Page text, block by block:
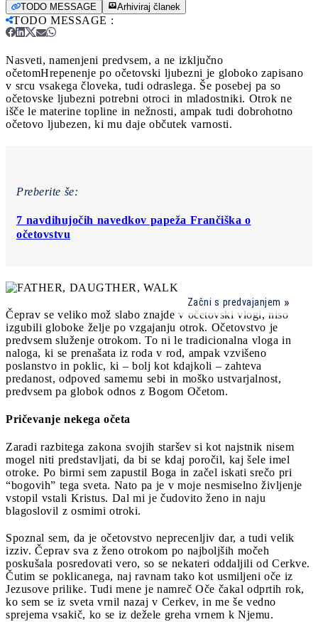
TODO MESSAGE Arhiviraj članek
TODO MESSAGE :
Nasveti, namenjeni predvsem, a ne izključno
očetomHrepenenje po očetovski ljubezni je globoko zapisano
v srcu vsakega človeka, tudi odraslega. Še posebej pa so
očetovske ljubezni potrebni otroci in mladostniki. Otrok ne
išče le materine topline in nežnosti, ampak tudi dobrohotno
očetovo ljubezen, ki mu daje občutek varnosti.
Preberite še:
7 navdihujočih navedkov papeža Frančiška o
očetovstvu
Začni s predvajanjem
Čeprav se veliko mož slabo znajde v očetovski vlogi, niso
izgubili globoke želje po vzgajanju otrok. Očetovstvo je
predvsem služenje otrokom. To ni le tradicionalna vloga in
naloga, ki se prenašata iz roda v rod, ampak vzvišeno
poslanstvo in poklic, ki – bolj kot kdajkoli – zahteva
predanost, odpoved samemu sebi in moško ustvarjalnost,
predvsem pa globok odnos z Bogom Očetom.
Pričevanje nekega očeta
Zaradi razbitega zakona svojih staršev si kot najstnik nisem
mogel niti predstavljati, da bi se kdaj poročil, kaj šele imel
otroke. Po birmi sem zapustil Boga in začel iskati srečo pri
“bogovih” tega sveta. Nato pa je v moje nesmiselno življenje
vstopil vstali Kristus. Dal mi je čudovito ženo in naju
blagoslovil z osmimi otroki.
Spoznal sem, da je očetovstvo neprecenljiv dar, a tudi velik
izziv. Čeprav sva z ženo otrokom po najboljših močeh
poskušala posredovati vero, so se nekateri oddaljili od Cerkve.
Čutim se poklicanega, naj ravnam tako kot usmiljeni oče iz
Jezusove prilike. Tudi mene je namreč Oče čakal odprtih rok,
ko sem se iz sveta vrnil nazaj v Cerkev, in me še vedno
sprejema vsakič, ko se iz dežele greha vrnem k Njemu.